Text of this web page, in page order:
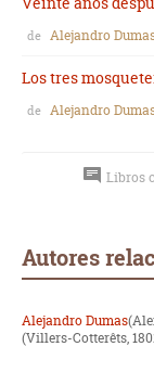
de Alejandro
Los tres
de Alejandro
Libros
Autores
Alejandro Dumas
(Villers-Cotterêts,